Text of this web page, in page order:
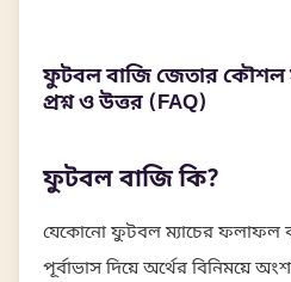
ফুটবল বাজি জেতার কৌশল
প্রশ্ন ও উত্তর (FAQ)
ফুটবল বাজি কি?
যেকোনো ফুটবল ম্যাচের ফলাফল বা
পূর্বাভাস দিয়ে অর্থের বিনিময়ে